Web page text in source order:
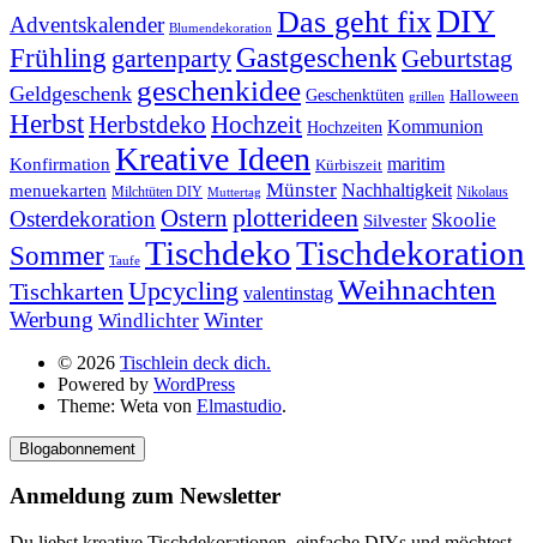
Adventskalender Blumendekoration Das geht fixDIY
Frühling gartenparty GastgeschenkGeburtstag
Geldgeschenk geschenkidee Geschenktüten grillen Halloween
HerbstHerbstdeko Hochzeit Hochzeiten Kommunion
Konfirmation Kreative Ideen Kürbiszeit maritim
menuekarten Milchtüten DIY Muttertag Münster Nachhaltigkeit Nikolaus
Osterdekoration Ostern plotterideen Silvester Skoolie
Sommer Taufe TischdekoTischdekoration
Tischkarten Upcycling valentinstag Weihnachten
Werbung Windlichter Winter
© 2026 Tischlein deck dich.
Powered by WordPress
Theme: Weta von Elmastudio.
Blogabonnement
Anmeldung zum Newsletter